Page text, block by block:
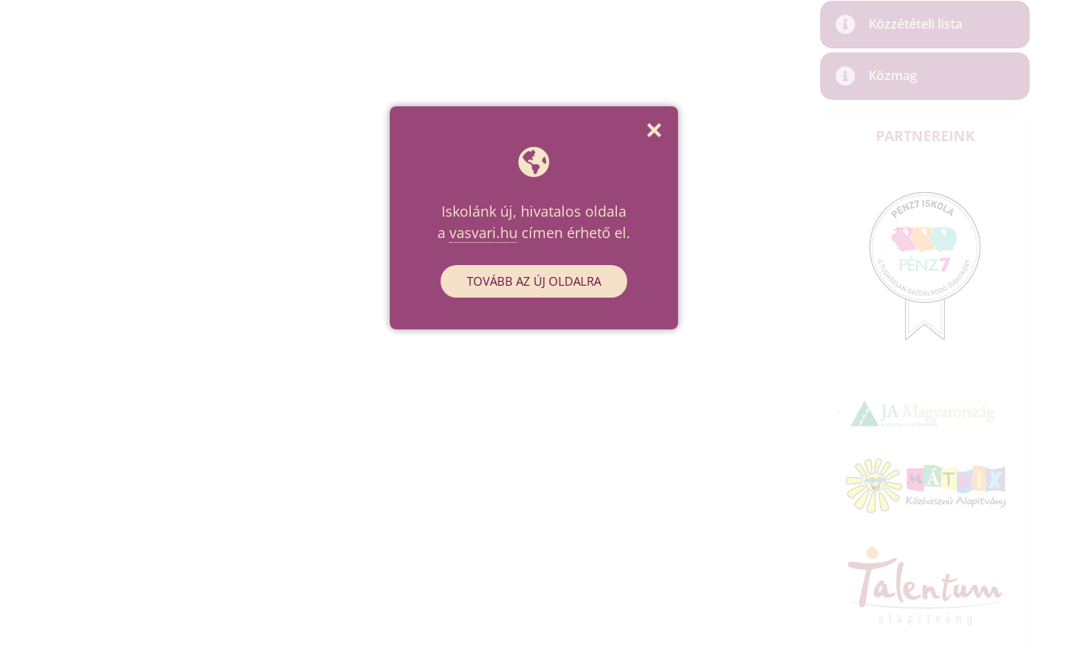
Közzétételi lista
Közmag
PARTNEREINK
Iskolánk új, hivatalos oldala
a vasvari.hu címen érhető el.
TOVÁBB AZ ÚJ OLDALRA